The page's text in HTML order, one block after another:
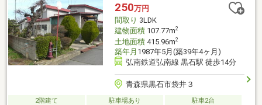
250万円
間取り 3LDK
建物面積107.77m2
土地面積415.96m2
築年月 1987年5月(築39年4ヶ月)
弘南鉄道弘南線 黒石駅 徒歩14分
青森県黒石市袋井３
2階建て 駐車場あり
駐車2台